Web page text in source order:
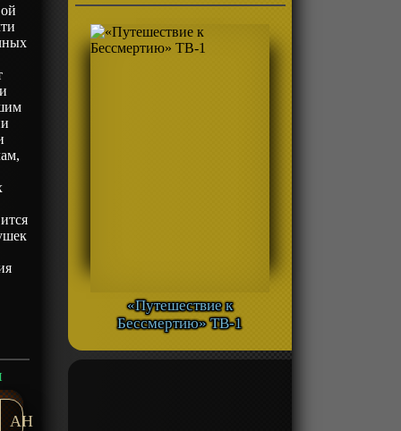
AH
«Путешествие к
Бессмертию» ТВ-1